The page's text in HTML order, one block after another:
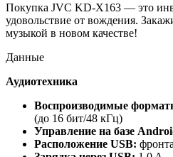
Покупка JVC KD-X163 — это
удовольствие от вождения.
музыкой в новом качестве!
Данные
Аудиотехника
Воспроизводимые
(до 16 бит/48 кГц)
Управление на базе
Расположение USB: